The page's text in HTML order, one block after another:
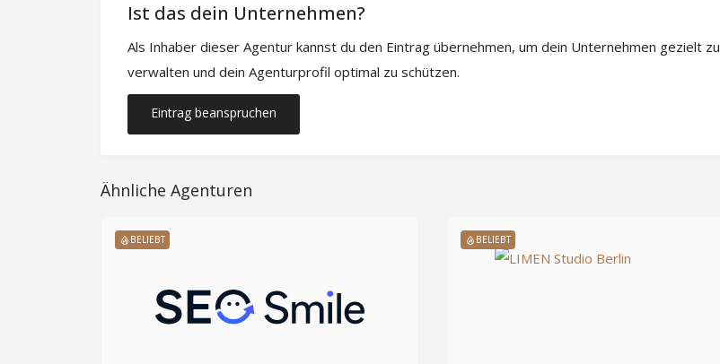
Ist das dein Unternehmen?
Als Inhaber dieser Agentur kannst du den Eintrag übernehmen, um dein Unternehmen gezielt zu
verwalten und dein Agenturprofil optimal zu schützen.
Eintrag beanspruchen
Ähnliche Agenturen
BELIEBT BELIEBT